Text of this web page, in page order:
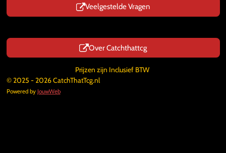
Veelgestelde Vragen
Over Catchthattcg
Prijzen zijn Inclusief BTW
© 2025 - 2026 CatchThatTcg.nl
Powered by JouwWeb